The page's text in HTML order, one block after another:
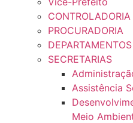
CONTROLADORIA
PROCURADORIA
DEPARTAMENTOS
SECRETARIAS
Assistência
Meio